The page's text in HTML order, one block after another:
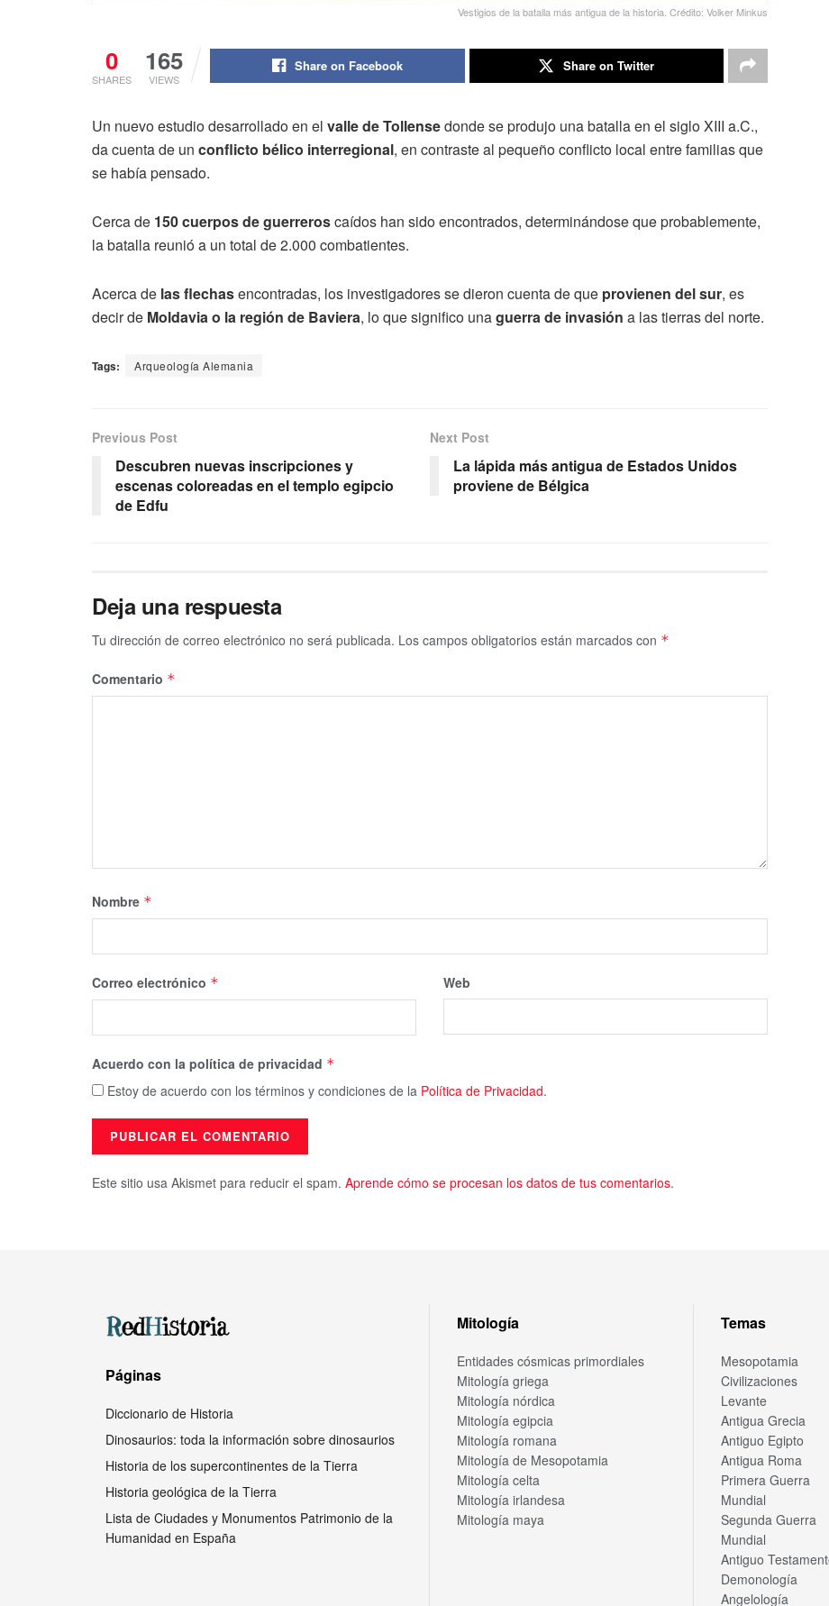
Vestigios de la batalla más antigua de la historia. Crédito: Volker Minkus
0
SHARES
165
VIEWS
Share on Facebook Share on Twitter
Un nuevo estudio desarrollado en el valle de Tollensedonde se produjo una batalla en el siglo XIII a.C.,
da cuenta de un conflicto bélico interregional, en contraste al pequeño conflicto local entre familias que
se había pensado.
Cerca de 150 cuerpos de guerreroscaídos han sido encontrados, determinándose que probablemente,
la batalla reunió a un total de 2.000 combatientes.
Acerca de las flechasencontradas, los investigadores se dieron cuenta de que provienen del sur, es
decir de Moldavia o la región de Baviera, lo que significo unaguerra de invasión a las tierras del norte.
Tags: Arqueología Alemania
Previous Post
Descubren nuevas inscripciones y
escenas coloreadas en el templo egipcio
de Edfu
Next Post
La lápida más antigua de Estados Unidos
proviene de Bélgica
Deja una respuesta
Tu dirección de correo electrónico no será publicada. Los campos obligatorios están marcados con *
Comentario *
Nombre *
Correo electrónico * Web
Acuerdo con la política de privacidad *
Estoy de acuerdo con los términos y condiciones de la Política de Privacidad.
Este sitio usa Akismet para reducir el spam. Aprende cómo se procesan los datos de tus comentarios.
Páginas
Diccionario de Historia
Dinosaurios: toda la información sobre dinosaurios
Historia de los supercontinentes de la Tierra
Historia geológica de la Tierra
Lista de Ciudades y Monumentos Patrimonio de la
Humanidad en España
Mitología
Entidades cósmicas primordiales
Mitología griega
Mitología nórdica
Mitología egipcia
Mitología romana
Mitología de Mesopotamia
Mitología celta
Mitología irlandesa
Mitología maya
Temas
Mesopotamia
Civilizaciones
Levante
Antigua Grecia
Antiguo Egipto
Antigua Roma
Primera Guerra
Mundial
Segunda Guerra
Mundial
Antiguo
Demonología
Angelología